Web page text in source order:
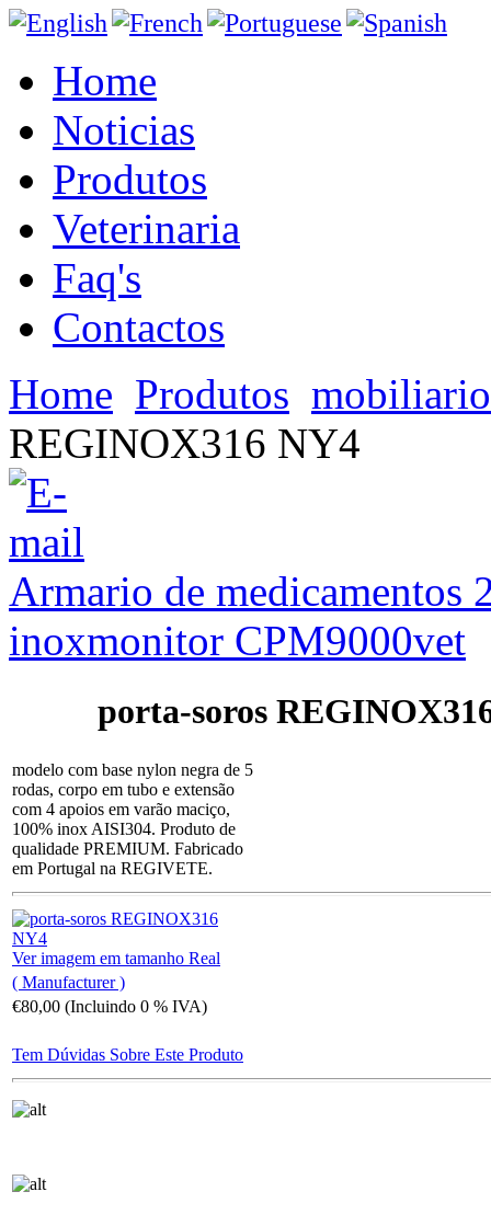
Home
Noticias
Produtos
Veterinaria
Faq's
Contactos
Home Produtos
REGINOX316 NY4
Armario de medicamentos
inoxmonitor CPM9000vet
porta-soros
modelo com base nylon negra de 5
rodas, corpo em tubo e extensão
com 4 apoios em varão maciço,
100% inox AISI304. Produto de
qualidade PREMIUM. Fabricado
em Portugal na REGIVETE.
Ver imagem em tamanho Real
( Manufacturer )
€80,00 (Incluindo 0 % IVA)
Tem Dúvidas Sobre Este Produto